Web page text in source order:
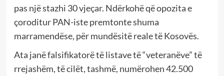
pas një stazhi 30 vjeçar. Ndërkohë që opozita e
çoroditur PAN-iste premtonte shuma
marramendëse, për mundësitë reale të Kosovës.
Ata janë falsifikatorë të listave të “veteranëve” të
rrejashëm, të cilët, tashmë, numërohen 42.500